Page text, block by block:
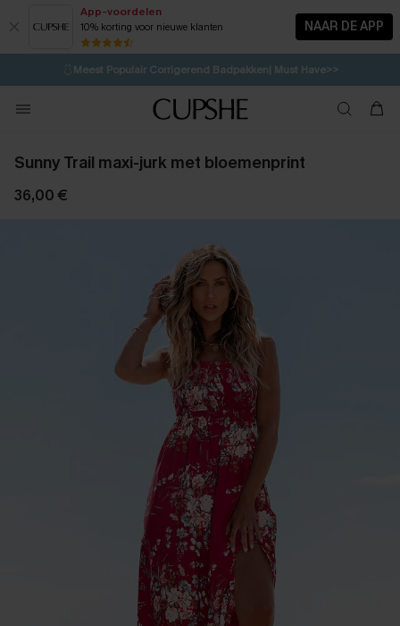
App-voordelen
10% korting voor nieuwe klanten NAAR DE APP
⚡️LAATSTE KANS | Tot 50% korting>>
🩱Meest Populair Corrigerend Badpakken| Must Have>>
💌Abonneer je & ontvang tot 15% korting>>
Koop 3, krijg 15% korting | CODE: SW15
Sunny Trail maxi-jurk met bloemenprint
36,00 €